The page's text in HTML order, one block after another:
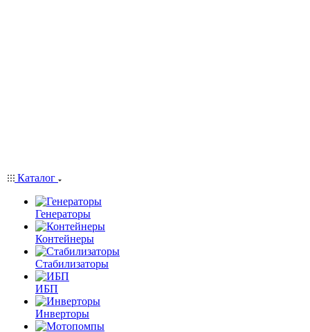
Каталог
Генераторы
Контейнеры
Стабилизаторы
ИБП
Инверторы